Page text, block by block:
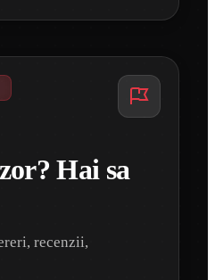
Hai sa
recenzii,